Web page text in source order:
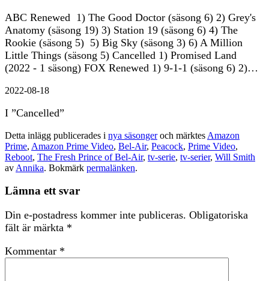
ABC Renewed 1) The Good Doctor (säsong 6) 2) Grey's
Anatomy (säsong 19) 3) Station 19 (säsong 6) 4) The
Rookie (säsong 5) 5) Big Sky (säsong 3) 6) A Million
Little Things (säsong 5) Cancelled 1) Promised Land
(2022 - 1 säsong) FOX Renewed 1) 9-1-1 (säsong 6) 2)…
2022-08-18
I ”Cancelled”
Detta inlägg publicerades i nya säsongeroch märktes Amazon
Prime, Amazon Prime Video, Bel-Air, Peacock, Prime Video,
Reboot, The Fresh Prince of Bel-Air, tv-serie, tv-serier, Will Smith
av Annika. Bokmärk permalänken.
Lämna ett svar
Din e-postadress kommer inte publiceras. Obligatoriska
fält är märkta *
Kommentar *